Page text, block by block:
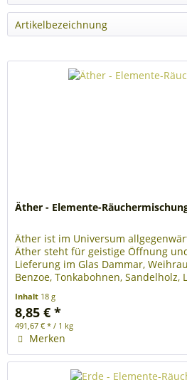
Äther - Elemente-
Äther ist im Universum
Äther steht für geistige Öffnung
Lieferung im Glas Dammar,
Benzoe, Tonkabohnen, Sandelholz,
Inhalt 18 g
8,85 € *
491,67 € * / 1 kg
Merken